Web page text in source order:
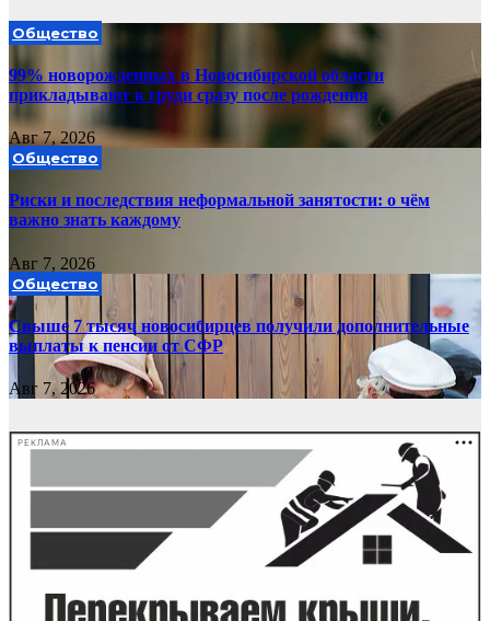
Общество
99% новорожденных в Новосибирской области
прикладывают к груди сразу после рождения
Авг 7, 2026
Общество
Риски и последствия неформальной занятости: о чём
важно знать каждому
Авг 7, 2026
Общество
Свыше 7 тысяч новосибирцев получили дополнительные
выплаты к пенсии от СФР
Авг 7, 2026
РЕКЛАМА